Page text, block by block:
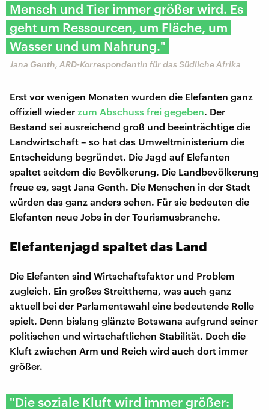
Mensch und Tier immer größer wird. Es
geht um Ressourcen, um Fläche, um
Wasser und um Nahrung."
Jana Genth, ARD-Korrespondentin für das Südliche Afrika
Erst vor wenigen Monaten wurden die Elefanten ganz
offiziell wieder zum Abschuss frei gegeben. Der
Bestand sei ausreichend groß und beeinträchtige die
Landwirtschaft – so hat das Umweltministerium die
Entscheidung begründet. Die Jagd auf Elefanten
spaltet seitdem die Bevölkerung. Die Landbevölkerung
freue es, sagt Jana Genth. Die Menschen in der Stadt
würden das ganz anders sehen. Für sie bedeuten die
Elefanten neue Jobs in der Tourismusbranche.
Elefantenjagd spaltet das Land
Die Elefanten sind Wirtschaftsfaktor und Problem
zugleich. Ein großes Streitthema, was auch ganz
aktuell bei der Parlamentswahl eine bedeutende Rolle
spielt. Denn bislang glänzte Botswana aufgrund seiner
politischen und wirtschaftlichen Stabilität. Doch die
Kluft zwischen Arm und Reich wird auch dort immer
größer.
"Die soziale Kluft wird immer größer: